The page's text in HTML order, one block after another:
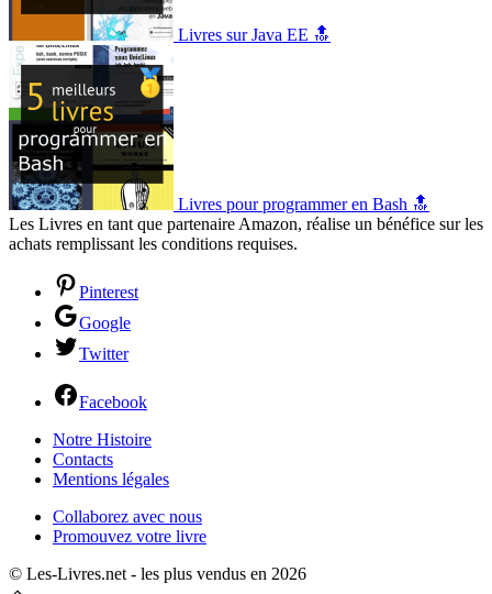
Livres sur Java EE 🔝
Livres pour programmer en Bash 🔝
Les Livres en tant que partenaire Amazon, réalise un bénéfice sur les
achats remplissant les conditions requises.
Pinterest
Google
Twitter
Facebook
Notre Histoire
Contacts
Mentions légales
Collaborez avec nous
Promouvez votre livre
© Les-Livres.net - les plus vendus en 2026